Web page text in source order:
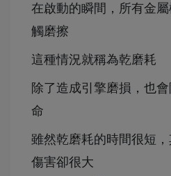
在啟動的瞬間，所有金
觸磨擦
這種情況就稱為乾磨耗
除了造成引擎磨損，也
命
雖然乾磨耗的時間很短
傷害卻很大